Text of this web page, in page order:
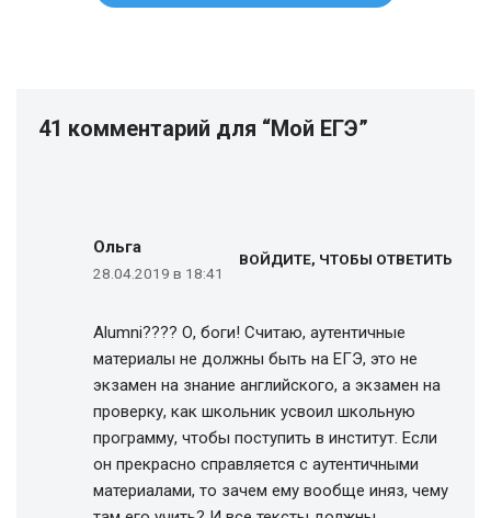
41 комментарий для “Мой ЕГЭ”
Ольга
28.04.2019 в 18:41
ВОЙДИТЕ, ЧТОБЫ ОТВЕТИТЬ
Alumni???? О, боги! Считаю, аутентичные
материалы не должны быть на ЕГЭ, это не
экзамен на знание английского, а экзамен на
проверку, как школьник усвоил школьную
программу, чтобы поступить в институт. Если
он прекрасно справляется с аутентичными
материалами, то зачем ему вообще иняз, чему